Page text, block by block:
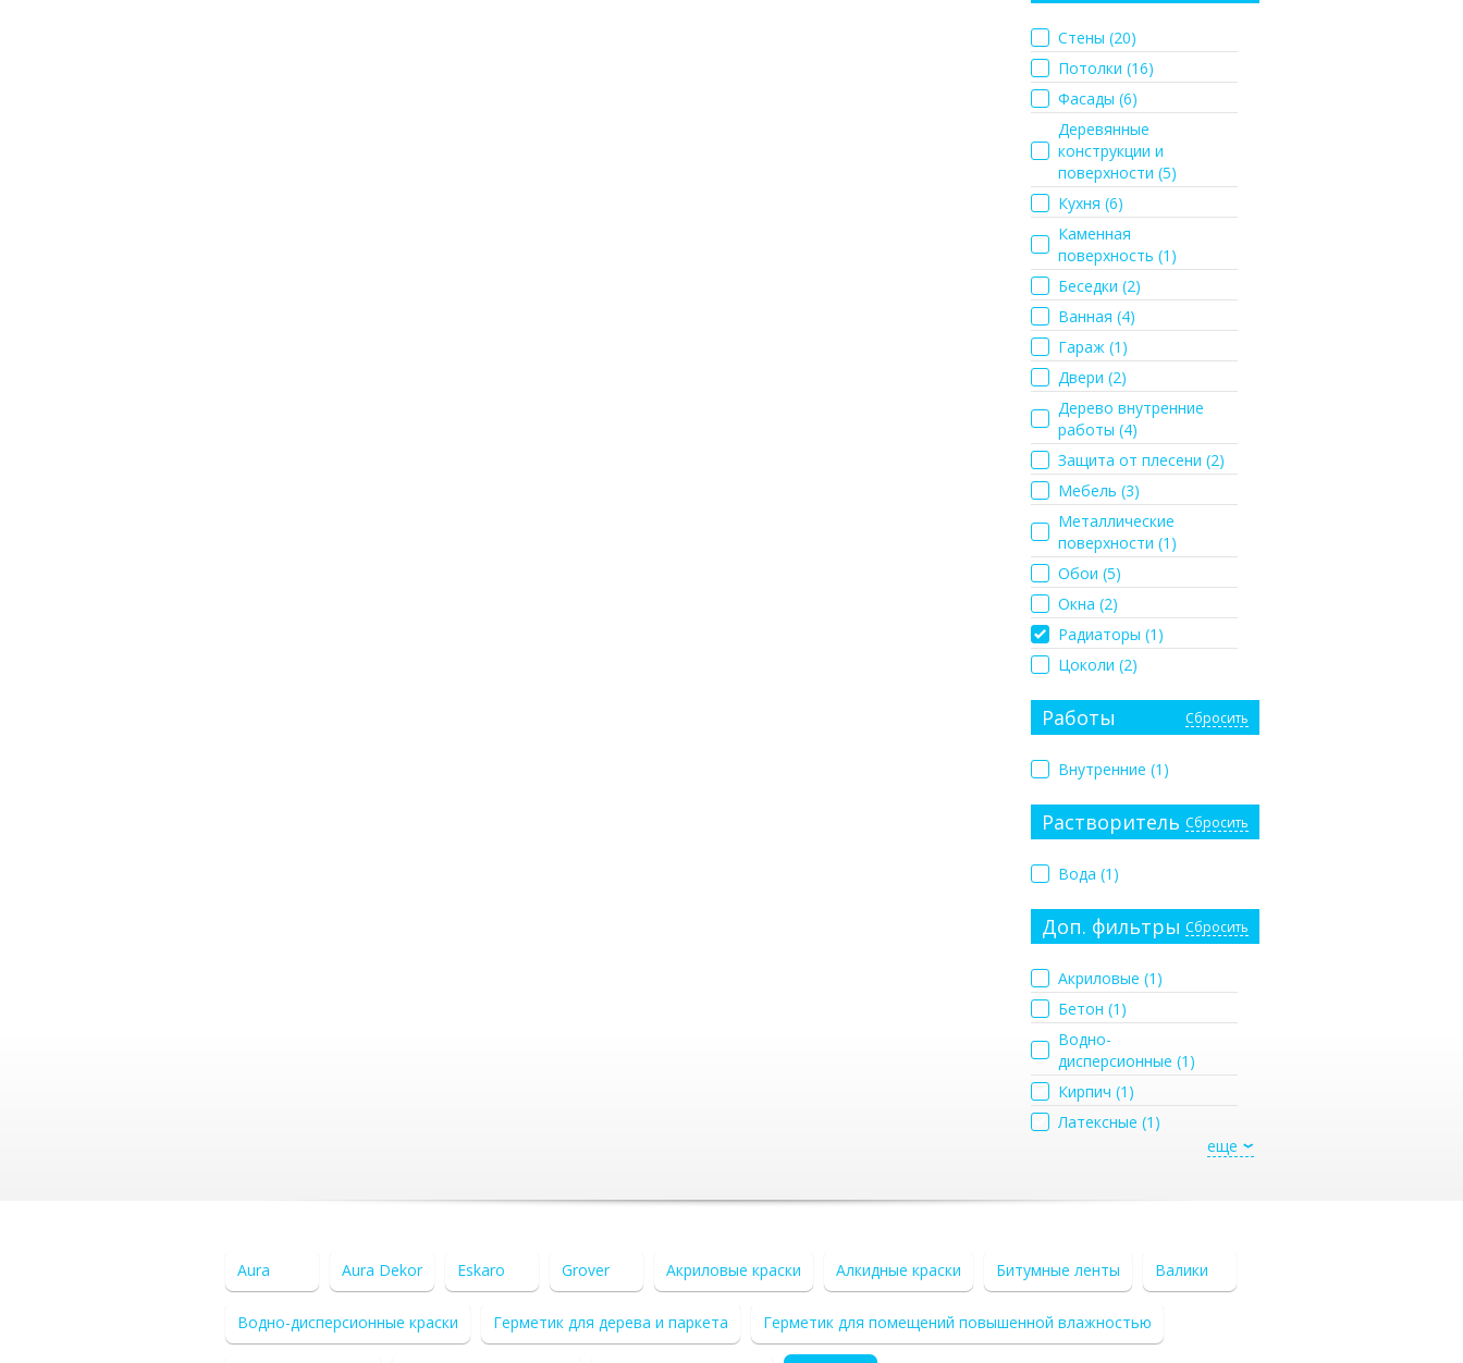
Стены (20)
Потолки (16)
Фасады (6)
Деревянные
конструкции и
поверхности (5)
Кухня (6)
Каменная
поверхность (1 )
Беседки (2)
Ванная (4)
Гараж (1 )
Двери (2)
Дерево внутренние
работы (4)
Защита от плесени (2)
Мебель (3)
Металлические
поверхности (1 )
Обои (5)
Окна (2)
Радиаторы (1 )
Цоколи (2)
Работы Сбросить
Внутренние (1 )
Растворитель Сбросить
Вода (1 )
Доп. фильтры Сбросить
Акриловые (1 )
Бетон (1 )
Водно-
дисперсионные (1 )
Кирпич (1 )
Латексные (1 )
еще
Aura Aura Dekor Eskaro Grover Акриловые краски Алкидные краски Битумные ленты Валики
Водно-дисперсионные краски Герметик для дерева и паркета Герметик для помещений повышенной влажностью